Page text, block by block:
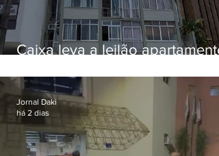
Caixa leva a leilão apartamento
Botafogo
Jornal Daki
há 2 dias